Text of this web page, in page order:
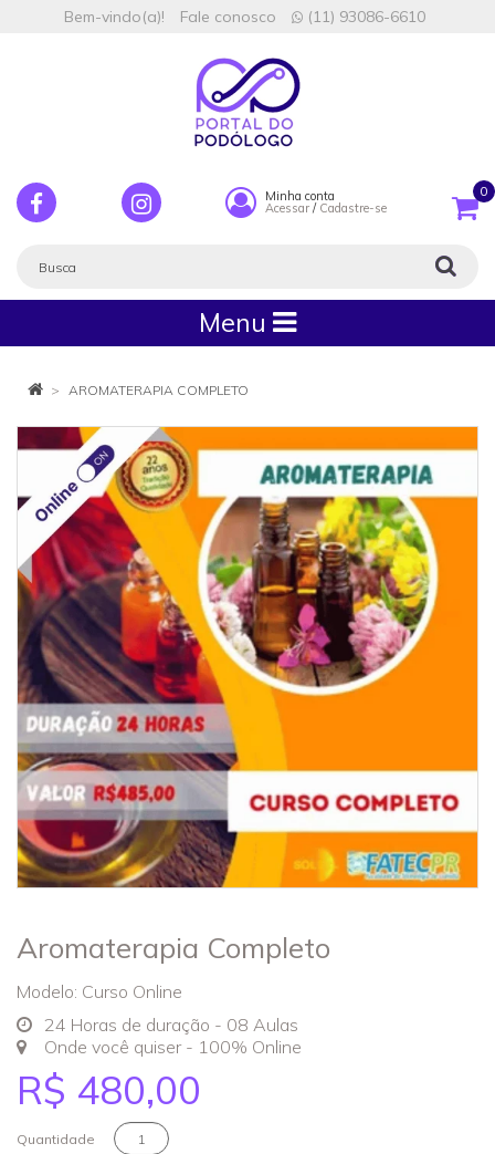
Bem-vindo(a)! Fale conosco (11) 93086-6610
Minha conta
Acessar / Cadastre-se
0
Menu
AROMATERAPIA COMPLETO
Aromaterapia Completo
Modelo: Curso Online
24 Horas de duração - 08 Aulas
Onde você quiser - 100% Online
R$ 480,00
Quantidade